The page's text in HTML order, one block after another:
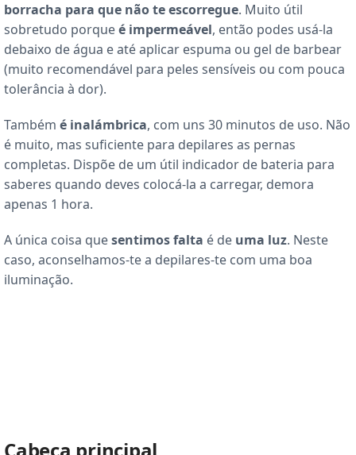
borracha para que não te escorregue. Muito útil
sobretudo porqueé impermeável, então podes usá-la
debaixo de água e até aplicar espuma ou gel de barbear
(muito recomendável para peles sensíveis ou com pouca
tolerância à dor).
Também é inalámbrica, com uns 30 minutos de uso. Não
é muito, mas suficiente para depilares as pernas
completas. Dispõe de um útil indicador de bateria para
saberes quando deves colocá-la a carregar, demora
apenas 1 hora.
A única coisa quesentimos falta é de uma luz. Neste
caso, aconselhamos-te a depilares-te com uma boa
iluminação.